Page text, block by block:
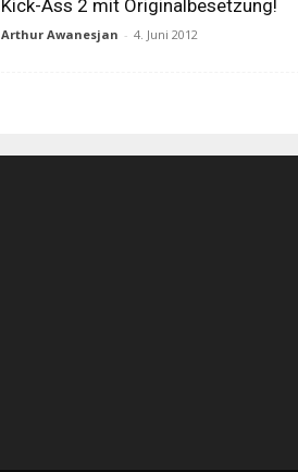
Kick-Ass 2 mit Originalbesetzung!
Arthur Awanesjan - 4. Juni 2012